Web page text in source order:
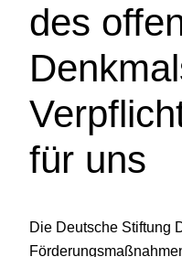
des
für uns
Die Deutsche Stiftung